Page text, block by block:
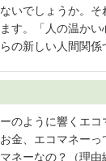
いでしょうか。
す。「人の温か
の新しい人間関係
のように響くエコ
金、エコマネーっ
ネーなの？（理由